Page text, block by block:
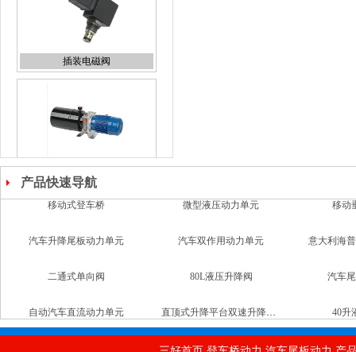
插装电磁阀
液压泵站
产品快速导航
铣床升降台 移动式登车桥 微型